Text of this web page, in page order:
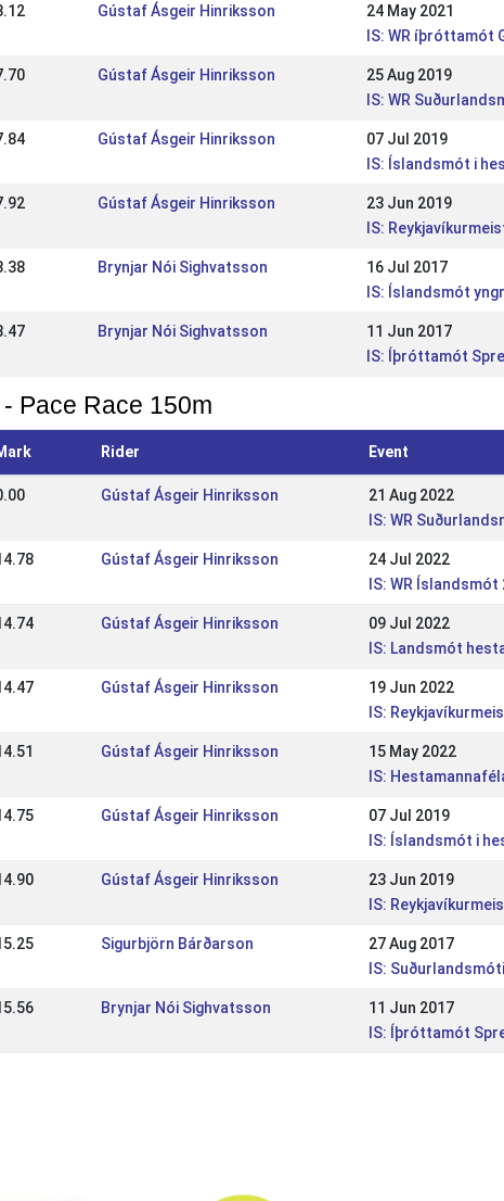
Gústaf Ásgeir Hinriksson
24 May 2021
IS: WR íþróttamót
Gústaf Ásgeir Hinriksson
25 Aug 2019
IS: WR
Gústaf Ásgeir Hinriksson
07 Jul 2019
IS: Íslandsmót i
Gústaf Ásgeir Hinriksson
23 Jun 2019
IS:
Brynjar Nói Sighvatsson
16 Jul 2017
IS: Íslandsmót
Brynjar Nói Sighvatsson
11 Jun 2017
IS: Íþróttamót
Pace Race 150m
Rider Event
Gústaf Ásgeir Hinriksson
21 Aug 2022
IS: WR
Gústaf Ásgeir Hinriksson
24 Jul 2022
IS: WR Íslandsmót
Gústaf Ásgeir Hinriksson
09 Jul 2022
IS: Landsmót
Gústaf Ásgeir Hinriksson
19 Jun 2022
IS:
Gústaf Ásgeir Hinriksson
15 May 2022
IS:
Gústaf Ásgeir Hinriksson
07 Jul 2019
IS: Íslandsmót i
Gústaf Ásgeir Hinriksson
23 Jun 2019
IS:
Sigurbjörn Bárðarson
27 Aug 2017
IS:
Brynjar Nói Sighvatsson
11 Jun 2017
IS: Íþróttamót